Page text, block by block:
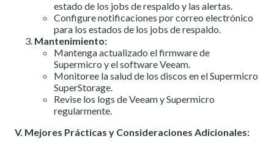
estado de los jobs de respaldo y las alertas.
Configure notificaciones por correo electrónico
para los estados de los jobs de respaldo.
Mantenimiento:
Mantenga actualizado el firmware de
Supermicro y el software Veeam.
Monitoree la salud de los discos en el Supermicro
SuperStorage.
Revise los logs de Veeam y Supermicro
regularmente.
V. Mejores Prácticas y Consideraciones Adicionales: